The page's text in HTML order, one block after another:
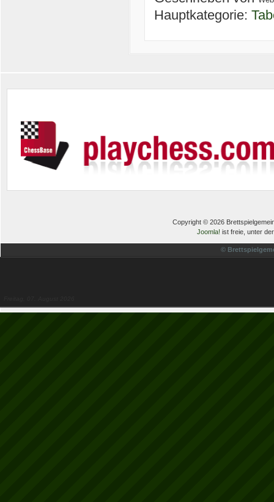
Hauptkategorie:
Copyright © 2026
Joomla! ist freie, unter
©